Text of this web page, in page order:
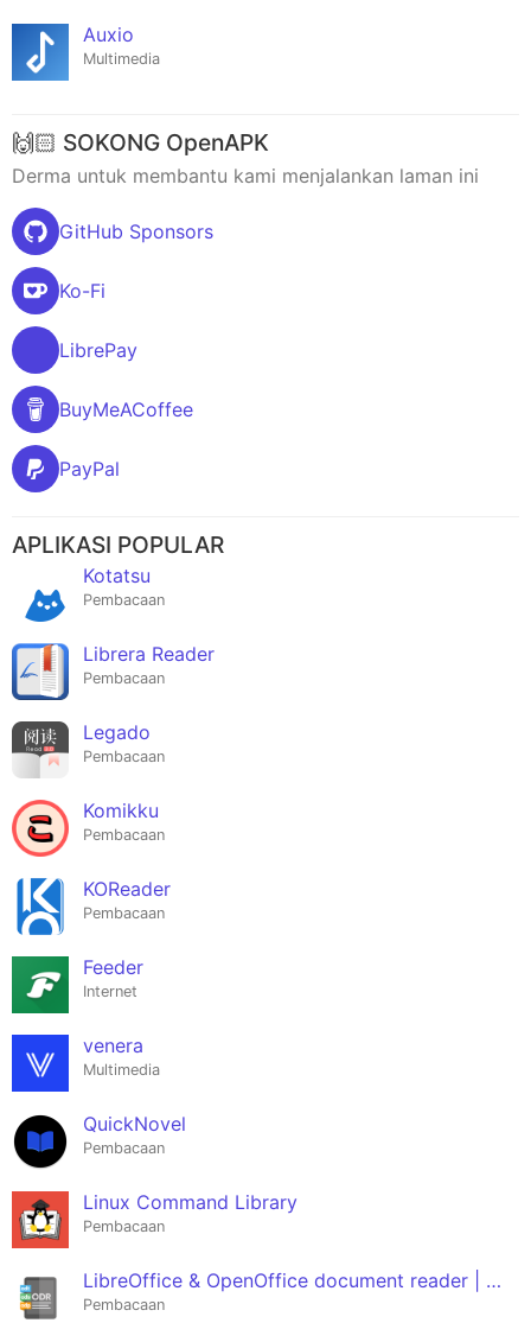
Auxio
Multimedia
🙌🏻 SOKONG OpenAPK
Derma untuk membantu kami menjalankan laman ini
GitHub Sponsors
Ko-Fi
LibrePay
BuyMeACoffee
PayPal
APLIKASI POPULAR
Kotatsu
Pembacaan
Librera Reader
Pembacaan
Legado
Pembacaan
Komikku
Pembacaan
KOReader
Pembacaan
Feeder
Internet
venera
Multimedia
QuickNovel
Pembacaan
Linux Command Library
Pembacaan
LibreOffice & OpenOffice document reader | ODF
Pembacaan